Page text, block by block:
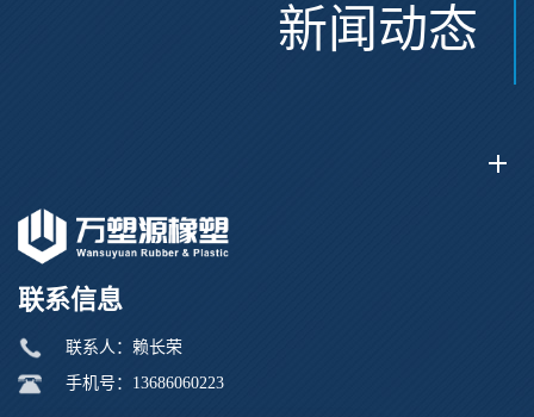
新闻动态
联系信息
联系人：赖长荣
手机号：13686060223